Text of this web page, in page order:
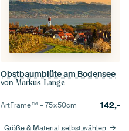
Obstbaumblüte am Bodensee
von Markus Lange
ArtFrame™ –75×50cm 142,-
Größe & Material selbst wählen